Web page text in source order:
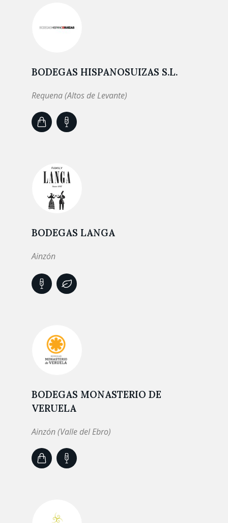
BODEGAS HISPANOSUIZAS S.L.
Requena (Altos de Levante)
BODEGAS LANGA
Ainzón
BODEGAS MONASTERIO DE
VERUELA
Ainzón (Valle del Ebro)